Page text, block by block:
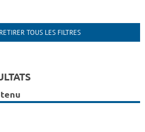
RETIRER TOUS LES FILTRES